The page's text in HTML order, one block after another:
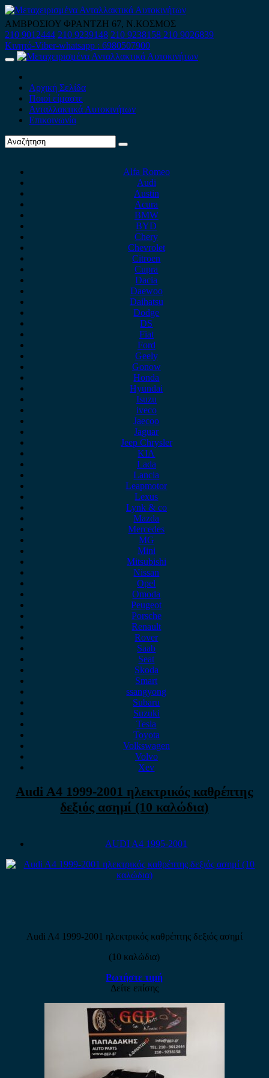
Skip
to
content
ΑΜΒΡΟΣΙΟΥ ΦΡΑΝΤΖΗ 67, Ν.ΚΟΣΜΟΣ
210 9012444 210 9239148 210 9238158 210 9026839
Κινητό-Viber-whatsapp : 6980507900
Primary
Αρχική Σελίδα
Ποιοί είμαστε
Ανταλλακτικά Αυτοκινήτων
Επικοινωνία
Alfa Romeo
Audi
Austin
Acura
BMW
BYD
Chery
Chevrolet
Citroen
Cupra
Dacia
Daewoo
Daihatsu
Dodge
DS
Fiat
Ford
Geely
Gonow
Honda
Hyundai
Isuzu
iveco
Jaecoo
Jaguar
Jeep Chrysler
KIA
Lada
Lancia
Leapmotor
Lexus
Lynk & co
Mazda
Mercedes
MG
Mini
Mitsubishi
Nissan
Opel
Omoda
Peugeot
Porsche
Renault
Rover
Saab
Seat
Skoda
Smart
ssangyong
Subaru
Suzuki
Tesla
Toyota
Volkswagen
Volvo
Xev
Audi A4 1999-2001 ηλεκτρικός καθρέπτης
δεξιός ασημί (10 καλώδια)
AUDI A4 1995-2001
Audi A4 1999-2001 ηλεκτρικός καθρέπτης δεξιός ασημί
(10 καλώδια)
Ρωτήστε τιμή
Δείτε επίσης